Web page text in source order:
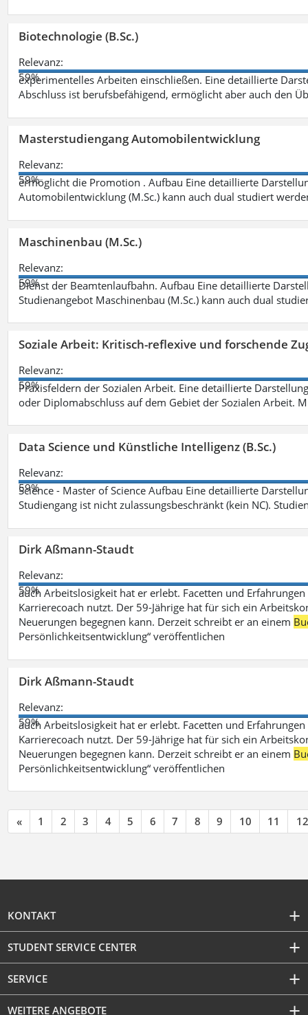
Biotechnologie (B.Sc.)
Relevanz:
59%
experimentelles Arbeiten einschließen. Eine detaillierte
Abschluss ist berufsbefähigend, ermöglicht aber auch den
Masterstudiengang Automobilentwicklung
Relevanz:
59%
ermöglicht die Promotion . Aufbau Eine detaillierte
Automobilentwicklung (M.Sc.) kann auch dual studiert
Maschinenbau (M.Sc.)
Relevanz:
59%
Dienst der Beamtenlaufbahn. Aufbau Eine detaillierte
Studienangebot Maschinenbau (M.Sc.) kann auch dual
Soziale Arbeit: Kritisch-reflexive und forschende
Relevanz:
59%
Praxisfeldern der Sozialen Arbeit. Eine detaillierte
oder Diplomabschluss auf dem Gebiet der Sozialen Arbeit.
Data Science und Künstliche Intelligenz (B.Sc.)
Relevanz:
59%
Science - Master of Science Aufbau Eine detaillierte
Studiengang ist nicht zulassungsbeschränkt (kein NC).
Dirk Aßmann-Staudt
Relevanz:
59%
auch Arbeitslosigkeit hat er erlebt. Facetten und
Karrierecoach nutzt. Der 59-Jährige hat für sich ein
Neuerungen begegnen kann. Derzeit schreibt er an einem
Persönlichkeitsentwicklung“ veröffentlichen
Dirk Aßmann-Staudt
Relevanz:
59%
auch Arbeitslosigkeit hat er erlebt. Facetten und
Karrierecoach nutzt. Der 59-Jährige hat für sich ein
Neuerungen begegnen kann. Derzeit schreibt er an einem
Persönlichkeitsentwicklung“ veröffentlichen
« 1 2 3 4 5 6 7 8 9 10 11 12
KONTAKT
STUDENT SERVICE CENTER
SERVICE
WEITERE ANGEBOTE